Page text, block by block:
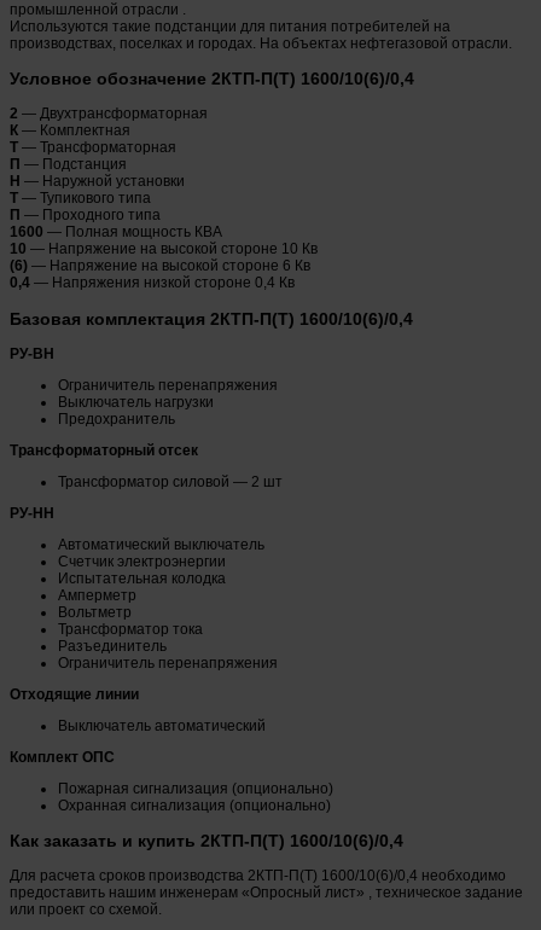
промышленной отрасли .
Используются такие подстанции для питания потребителей на
производствах, поселках и городах. На объектах нефтегазовой отрасли.
Условное обозначение 2КТП-П(Т) 1600/10(6)/0,4
2 — Двухтрансформаторная
К — Комплектная
Т — Трансформаторная
П — Подстанция
Н — Наружной установки
Т — Тупикового типа
П — Проходного типа
1600 — Полная мощность КВА
10 — Напряжение на высокой стороне 10 Кв
(6) — Напряжение на высокой стороне 6 Кв
0,4 — Напряжения низкой стороне 0,4 Кв
Базовая комплектация 2КТП-П(Т) 1600/10(6)/0,4
РУ-ВН
Ограничитель перенапряжения
Выключатель нагрузки
Предохранитель
Трансформаторный отсек
Трансформатор силовой — 2 шт
РУ-НН
Автоматический выключатель
Счетчик электроэнергии
Испытательная колодка
Амперметр
Вольтметр
Трансформатор тока
Разъединитель
Ограничитель перенапряжения
Отходящие линии
Выключатель автоматический
Комплект ОПС
Пожарная сигнализация (опционально)
Охранная сигнализация (опционально)
Как заказать и купить 2КТП-П(Т) 1600/10(6)/0,4
Для расчета сроков производства 2КТП-П(Т) 1600/10(6)/0,4 необходимо
предоставить нашим инженерам «Опросный лист» , техническое задание
или проект со схемой.